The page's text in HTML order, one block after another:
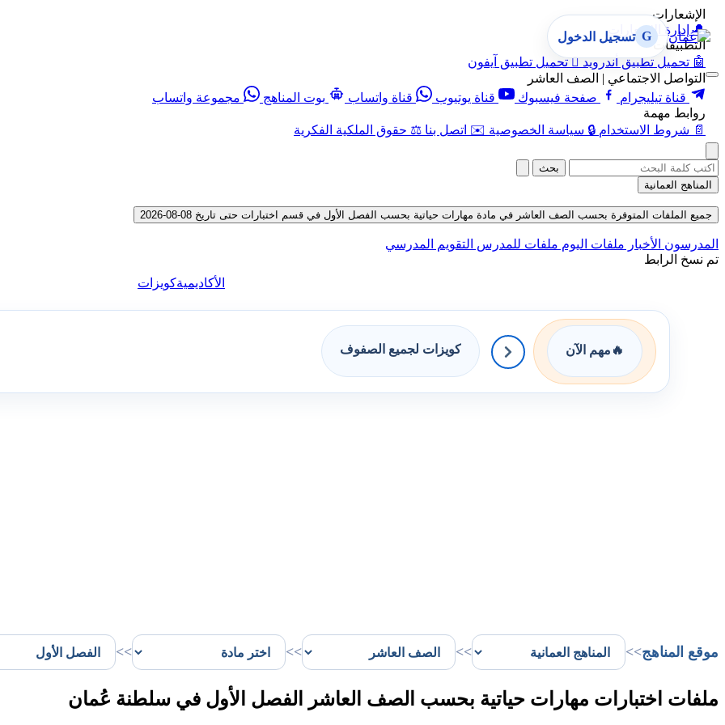
الإشعارات
🔔 إدارة الإشعارات
التطبيقات
🤖 تحميل تطبيق أندرويد  تحميل تطبيق آيفون
التواصل الاجتماعي | الصف العاشر
قناة تيليجرام
صفحة فيسبوك قناة يوتيوب قناة واتساب بوت المناهج
مجموعة واتساب
روابط مهمة
📄 شروط الاستخدام 🔒 سياسة الخصوصية ✉️ اتصل بنا ⚖️ حقوق الملكية الفكرية
G تسجيل الدخول
بحث
المناهج العمانية
جميع الملفات المتوفرة بحسب الصف العاشر في مادة مهارات حياتية بحسب الفصل الأول في قسم اختبارات حتى تاريخ 08-08-2026
المدرسون الأخبار ملفات اليوم ملفات للمدرس التقويم المدرسي
تم نسخ الرابط
الأكاديميةكويزات
🔥 مهم الآن كويزات لجميع الصفوف
موقع المناهج>>
>>
>>
>>
ملفات اختبارات مهارات حياتية بحسب الصف العاشر الفصل الأول في سلطنة عُمان